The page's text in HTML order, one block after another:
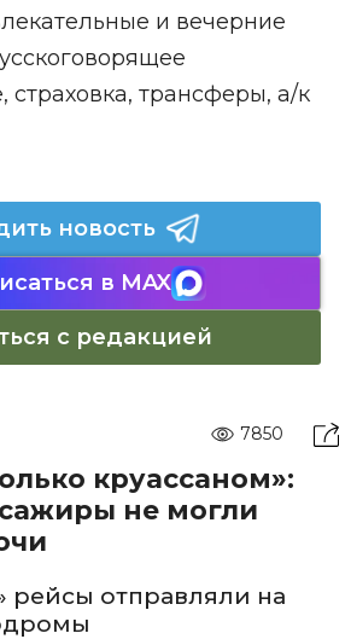
и вечерние
трансферы, а/к
новость
в MAX
с редакцией
7850
круассаном»:
не могли
рейсы отправляли на